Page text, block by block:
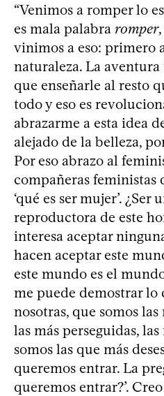
“Venimos a romper lo
es mala palabra romper
vinimos a eso: primero
naturaleza. La
que enseñarle al resto
todo y eso es
abrazarme a esta idea
alejado de la belleza,
Por eso abrazo al
compañeras feministas
‘qué es ser mujer’.
reproductora de este
interesa aceptar
hacen aceptar este
este mundo es el
me puede demostrar lo
nosotras, que somos
las más perseguidas,
somos las que más
queremos entrar. La
queremos entrar?’.